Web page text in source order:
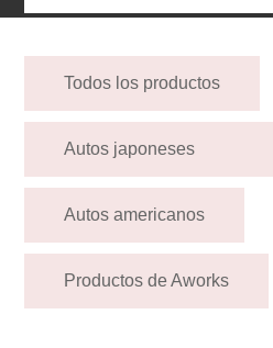
Todos los productos
Autos japoneses
Autos americanos
Productos de Aworks